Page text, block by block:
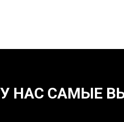
У НАС САМЫЕ